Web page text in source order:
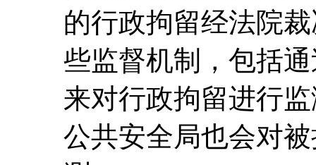
的行政拘留经法院
些监督机制，包括
来对行政拘留进行
公共安全局也会对